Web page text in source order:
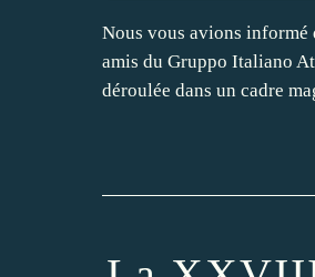
Nous vous avions informé
amis du Gruppo Italiano
déroulée dans un cadre